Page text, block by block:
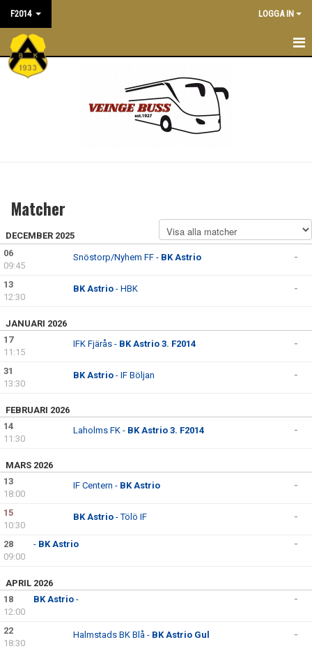
F2014 LOGGA IN
F2014
MATCHER
BILDGALLERI
ÖVERGÅNGSPOLICY
Matcher
DECEMBER 2025
06
09:45
Snöstorp/Nyhem FF - BK Astrio -
13
12:30
BK Astrio - HBK -
JANUARI 2026
17
11:15
IFK Fjärås - BK Astrio 3. F2014 -
31
13:30
BK Astrio - IF Böljan -
FEBRUARI 2026
14
11:30
Laholms FK - BK Astrio 3. F2014 -
MARS 2026
13
18:00
IF Centern - BK Astrio -
15
10:30
BK Astrio - Tölö IF -
28
09:00
- BK Astrio -
APRIL 2026
18
12:00
BK Astrio - -
22
18:30
Halmstads BK Blå - BK Astrio Gul -